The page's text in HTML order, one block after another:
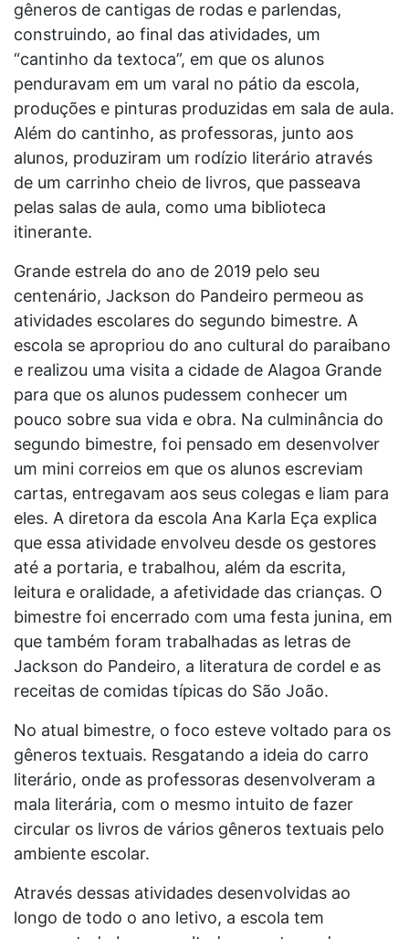
gêneros de cantigas de rodas e parlendas,
construindo, ao final das atividades, um
“cantinho da textoca”, em que os alunos
penduravam em um varal no pátio da escola,
produções e pinturas produzidas em sala de aula.
Além do cantinho, as professoras, junto aos
alunos, produziram um rodízio literário através
de um carrinho cheio de livros, que passeava
pelas salas de aula, como uma biblioteca
itinerante.
Grande estrela do ano de 2019 pelo seu
centenário, Jackson do Pandeiro permeou as
atividades escolares do segundo bimestre. A
escola se apropriou do ano cultural do paraibano
e realizou uma visita a cidade de Alagoa Grande
para que os alunos pudessem conhecer um
pouco sobre sua vida e obra. Na culminância do
segundo bimestre, foi pensado em desenvolver
um mini correios em que os alunos escreviam
cartas, entregavam aos seus colegas e liam para
eles. A diretora da escola Ana Karla Eça explica
que essa atividade envolveu desde os gestores
até a portaria, e trabalhou, além da escrita,
leitura e oralidade, a afetividade das crianças. O
bimestre foi encerrado com uma festa junina, em
que também foram trabalhadas as letras de
Jackson do Pandeiro, a literatura de cordel e as
receitas de comidas típicas do São João.
No atual bimestre, o foco esteve voltado para os
gêneros textuais. Resgatando a ideia do carro
literário, onde as professoras desenvolveram a
mala literária, com o mesmo intuito de fazer
circular os livros de vários gêneros textuais pelo
ambiente escolar.
Através dessas atividades desenvolvidas ao
longo de todo o ano letivo, a escola tem